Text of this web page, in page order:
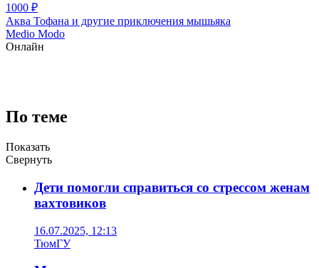
1000 ₽
Аква Тофана и другие приключения мышьяка
Medio Modo
Онлайн
По теме
Показать
Свернуть
Дети помогли справиться со стрессом женам
вахтовиков
16.07.2025, 12:13
ТюмГУ